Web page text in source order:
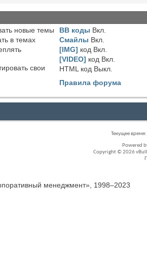
новые темы
в темах
свои
BB коды Вкл.
Смайлы Вкл.
[IMG] код Вкл.
[VIDEO] код Вкл.
HTML код Выкл.
Правила форума
Текущее время:
Powered
Copyright © 2026
менеджмент», 1998–2023